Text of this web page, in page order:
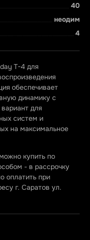
40
неодим
4
T-4 для
обеспечивает
динамику с
для
систем и
на максимальное
купить по
- в рассрочку
оплатить при
г. Саратов ул.